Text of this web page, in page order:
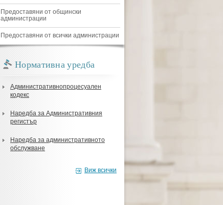
Предоставяни от общински
администрации
Предоставяни от всички администрации
Нормативна уредба
Административнопроцесуален
кодекс
Наредба за Административния
регистър
Наредба за административното
обслужване
Виж всички